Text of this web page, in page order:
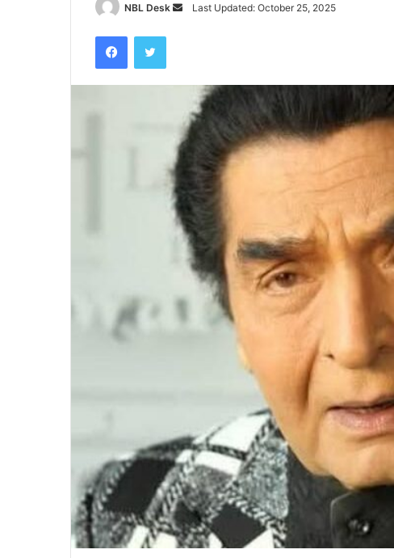
NBL Desk
SendLast Updated: October 25, 2025
FacebookTwitter
किया
पटेलनगर क्षेत्र में हुए तिहरे हत्याकांड का दून
किया खुलासा